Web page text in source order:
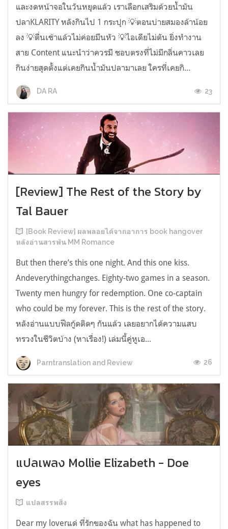
และงดหน้าจอในวันหยุดแล้ว เราเลือกเสริมด้วยน้ำมัน
ปลาKLARITY หลังกินไป 1 กระปุก 💡ตอนบ่ายสมองล้าน้อย
ลง 💡ตื่นเช้าแล้วไม่ค่อยมึนหัว 💡ไอเดียไม่ตัน ยิ่งทำงาน
สาย Content แนะนำว่าควรมี ชอบตรงที่ไม่มีกลิ่นคาวเลย
กินง่ายสุดตั้งแต่เคยกินน้ำมันปลามาเลย ใครที่เคยกิ...
DA RA 23
[Review] The Rest of the Story by
Tal Bauer
[Book Review] ผลพลอยได้จากอาการ book hangover
หลังอ่านสารพัน MM Romance
But then there’s this one night. And this one kiss.
Andeverythingchanges. Eighty-two games in a season.
Twenty men hungry for redemption. One co-captain
who could be my forever. This is the rest of the story.
หลังอ่านแบบฟีลกู้ดติดๆ กันแล้ว เลยอยากได้ความแสบ
ทรวงในชีวิตบ้าง (หาเรื่อง!) เล่มนี้คู่หูเอ...
Parntranslation and Review 26
แปลเพลง Mollie Elizabeth - Doe
eyes
แปลสรรพสิ่ง
Dear my loverแด่ ที่รักของฉัน what has happened to